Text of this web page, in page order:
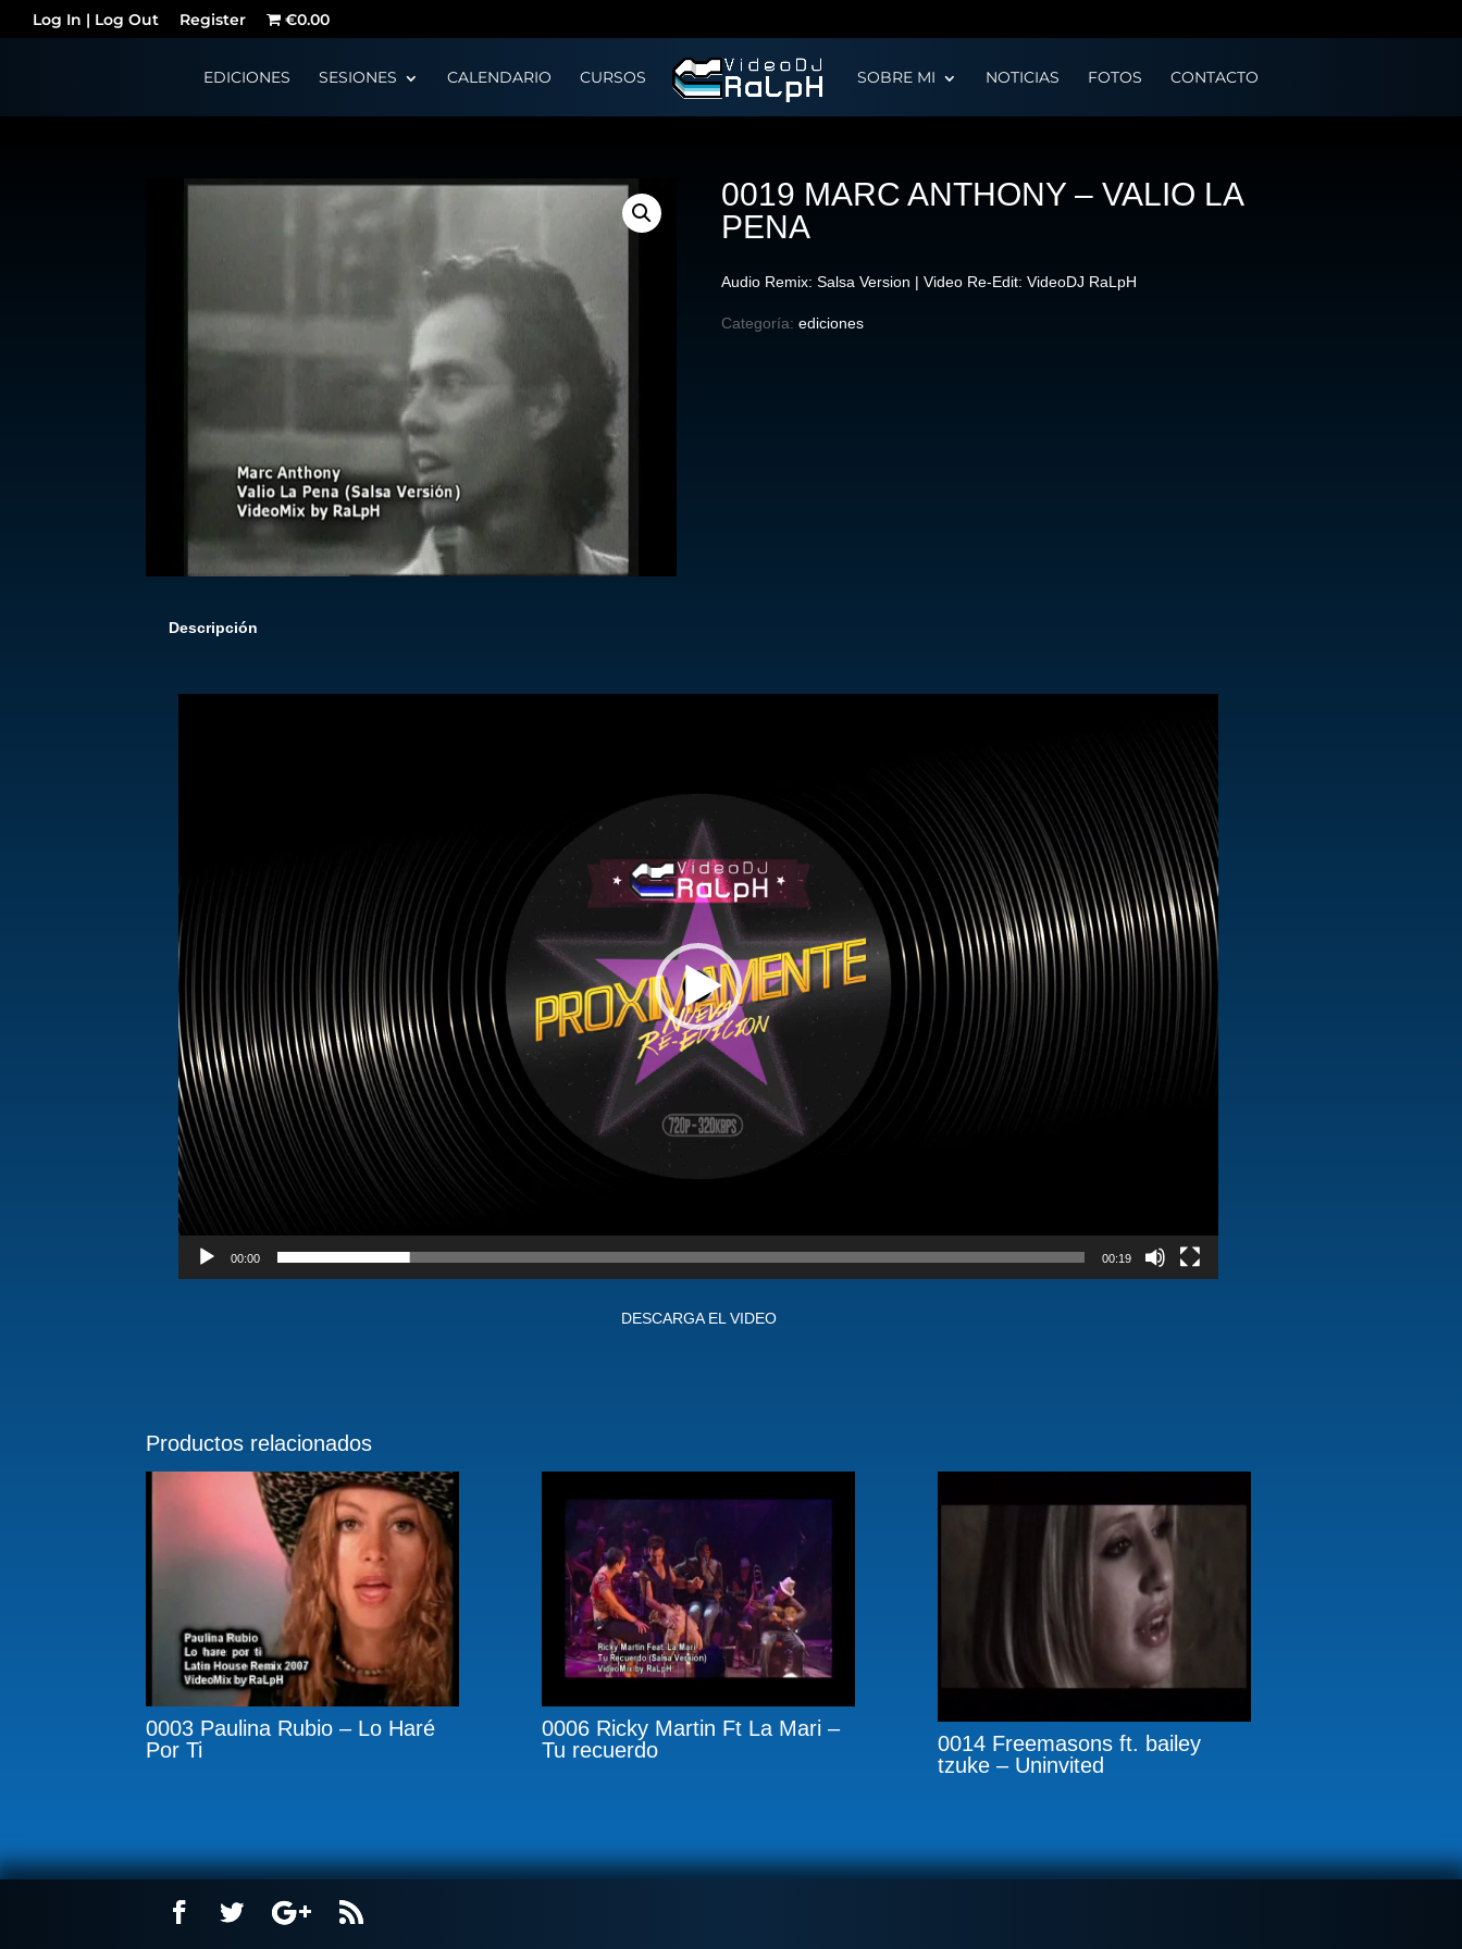
Log In | Log Out Register €0.00
EDICIONES SESIONES CALENDARIO CURSOS SOBRE MI NOTICIAS FOTOS CONTACTO
0019 MARC ANTHONY – VALIO LA
PENA
Audio Remix: Salsa Version | Video Re-Edit: VideoDJ RaLpH
Categoría: ediciones
Descripción
00:00 00:19
DESCARGA EL VIDEO
Productos relacionados
0003 Paulina Rubio – Lo Haré
Por Ti
0006 Ricky Martin Ft La Mari –
Tu recuerdo
0014 Freemasons ft. bailey
tzuke – Uninvited